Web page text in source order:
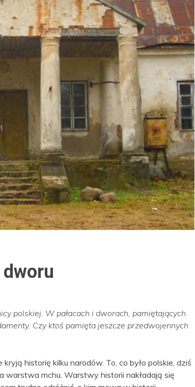
polskiej. W pałacach i dworach, pamiętających
Czy ktoś pamięta jeszcze przedwojennych
historię kilku narodów. To, co było polskie, dziś
warstwa mchu. Warstwy historii nakładają się